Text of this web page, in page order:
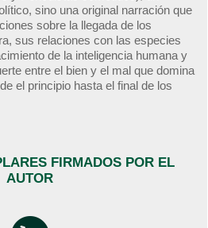
sino una original narración que
sobre la llegada de los
sus relaciones con las especies
de la inteligencia humana y
entre el bien y el mal que domina
el principio hasta el final de los
FIRMADOS POR EL
AUTOR